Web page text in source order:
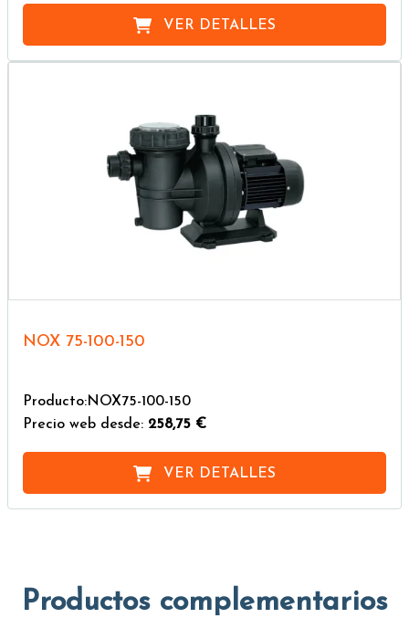
VER DETALLES
NOX 75-100-150
Producto:NOX75-100-150
Precio web desde: 258,75 €
VER DETALLES
Productos complementarios